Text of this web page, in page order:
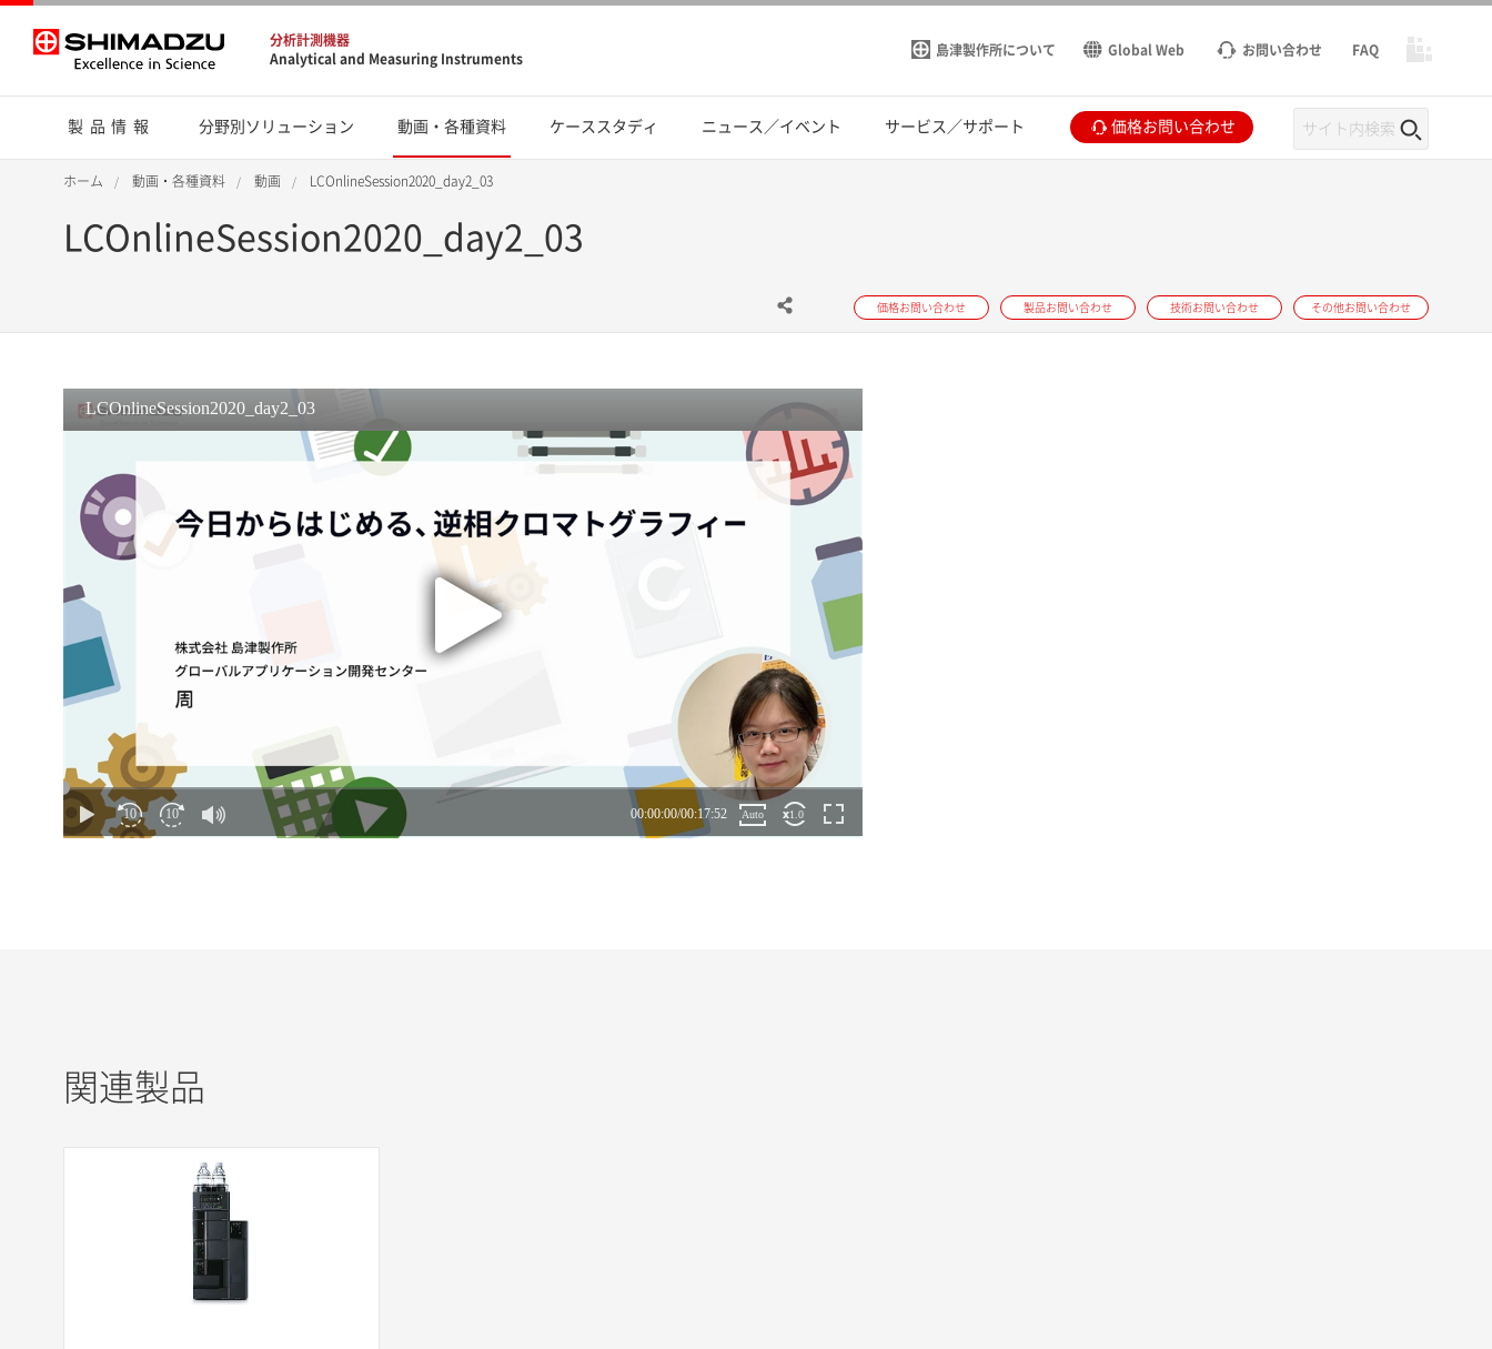
分析計測機器
Analytical and Measuring Instruments
島津製作所について Global Web お問い合わせ FAQ
製品情報 分野別ソリューション 動画・各種資料 ケーススタディ ニュース／イベント サービス／サポート 価格お問い合わせ
ホーム 動画・各種資料 動画 LCOnlineSession2020_day2_03
LCOnlineSession2020_day2_03
価格お問い合わせ 製品お問い合わせ 技術お問い合わせ その他お問い合わせ
関連製品